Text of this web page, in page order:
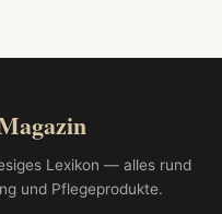
Lexikon — alles rund
und Pflegeprodukte.